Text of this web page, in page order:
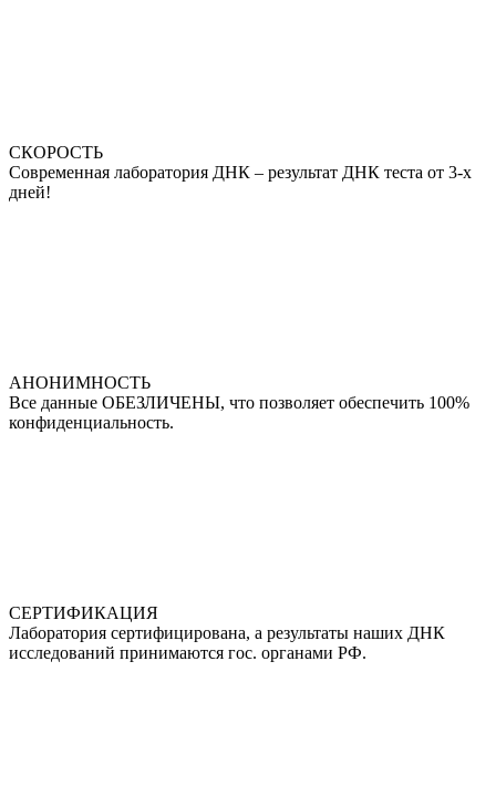
СКОРОСТЬ
Современная лаборатория ДНК – результат ДНК теста от 3-х
дней!
АНОНИМНОСТЬ
Все данные ОБЕЗЛИЧЕНЫ, что позволяет обеспечить 100%
конфиденциальность.
СЕРТИФИКАЦИЯ
Лаборатория сертифицирована, а результаты наших ДНК
исследований принимаются гос. органами РФ.